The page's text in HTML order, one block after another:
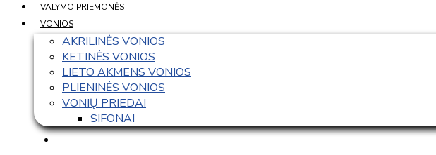
VALYMO PRIEMONĖS
VONIOS
AKRILINĖS VONIOS
KETINĖS VONIOS
LIETO AKMENS VONIOS
PLIENINĖS VONIOS
VONIŲ PRIEDAI
SIFONAI